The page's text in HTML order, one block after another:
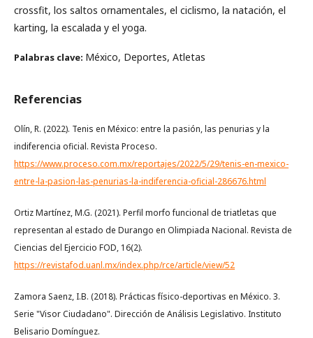
crossfit, los saltos ornamentales, el ciclismo, la natación, el
karting, la escalada y el yoga.
Palabras clave: México, Deportes, Atletas
Referencias
Olín, R. (2022). Tenis en México: entre la pasión, las penurias y la
indiferencia oficial. Revista Proceso.
https://www.proceso.com.mx/reportajes/2022/5/29/tenis-en-mexico-
entre-la-pasion-las-penurias-la-indiferencia-oficial-286676.html
Ortiz Martínez, M.G. (2021). Perfil morfo funcional de triatletas que
representan al estado de Durango en Olimpiada Nacional. Revista de
Ciencias del Ejercicio FOD, 16(2).
https://revistafod.uanl.mx/index.php/rce/article/view/52
Zamora Saenz, I.B. (2018). Prácticas físico-deportivas en México. 3.
Serie "Visor Ciudadano". Dirección de Análisis Legislativo. Instituto
Belisario Domínguez.